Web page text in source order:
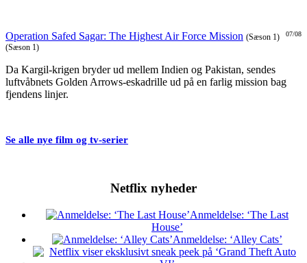
07/08
Operation Safed Sagar: The Highest Air Force Mission (Sæson 1)
(Sæson 1)
Da Kargil-krigen bryder ud mellem Indien og Pakistan, sendes
luftvåbnets Golden Arrows-eskadrille ud på en farlig mission bag
fjendens linjer.
Se alle nye film og tv-serier
Netflix nyheder
Anmeldelse: ‘The Last
House’
Anmeldelse: ‘Alley Cats’